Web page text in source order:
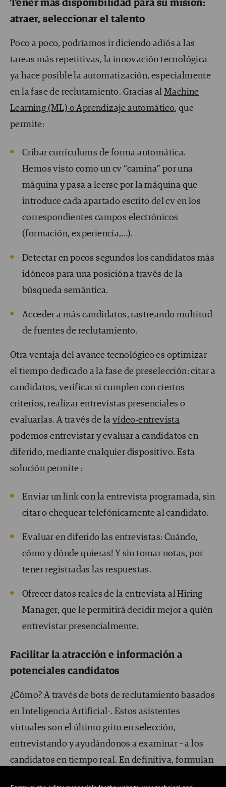
Tener más disponibilidad para su misión:
atraer, seleccionar el talento
Poco a poco, podríamos ir diciendo adiós a las
tareas más repetitivas, la innovación tecnológica
ya hace posible la automatización, especialmente
en la fase de reclutamiento. Gracias al Machine
Learning (ML) o Aprendizaje automático, que
permite:
Cribar currículums de forma automática.
Hemos visto como un cv “camina” por una
máquina y pasa a leerse por la máquina que
introduce cada apartado escrito del cv en los
correspondientes campos electrónicos
(formación, experiencia,…).
Detectar en pocos segundos los candidatos más
idóneos para una posición a través de la
búsqueda semántica.
Acceder a más candidatos, rastreando multitud
de fuentes de reclutamiento.
Otra ventaja del avance tecnológico es optimizar
el tiempo dedicado a la fase de preselección: citar a
candidatos, verificar si cumplen con ciertos
criterios, realizar entrevistas presenciales o
evaluarlas. A través de la vídeo-entrevista
podemos entrevistar y evaluar a candidatos en
diferido, mediante cualquier dispositivo. Esta
solución permite :
Enviar un link con la entrevista programada, sin
citar o chequear telefónicamente al candidato.
Evaluar en diferido las entrevistas: Cuándo,
cómo y dónde quieras! Y sin tomar notas, por
tener registradas las respuestas.
Ofrecer datos reales de la entrevista al Hiring
Manager, que le permitirá decidir mejor a quién
entrevistar presencialmente.
Facilitar la atracción e información a
potenciales candidatos
¿Cómo? A través de bots de reclutamiento basados
en Inteligencia Artificial-. Estos asistentes
virtuales son el último grito en selección,
entrevistando y ayudándonos a examinar – a los
candidatos en tiempo real. En definitiva, formulan